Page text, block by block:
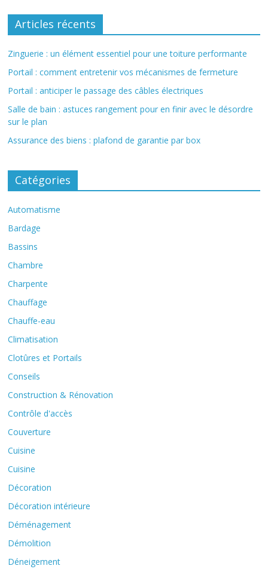
Articles récents
Zinguerie : un élément essentiel pour une toiture performante
Portail : comment entretenir vos mécanismes de fermeture
Portail : anticiper le passage des câbles électriques
Salle de bain : astuces rangement pour en finir avec le désordre
sur le plan
Assurance des biens : plafond de garantie par box
Catégories
Automatisme
Bardage
Bassins
Chambre
Charpente
Chauffage
Chauffe-eau
Climatisation
Clotûres et Portails
Conseils
Construction & Rénovation
Contrôle d'accès
Couverture
Cuisine
Cuisine
Décoration
Décoration intérieure
Déménagement
Démolition
Déneigement